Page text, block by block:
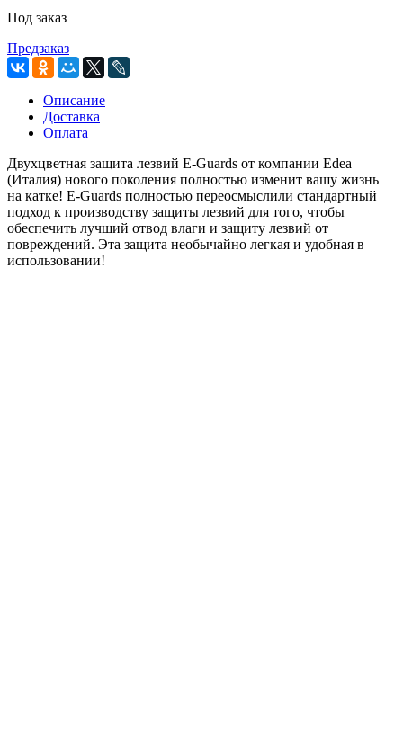
Под заказ
Предзаказ
Описание
Доставка
Оплата
Двухцветная защита лезвий E-Guards от компании Edea
(Италия) нового поколения полностью изменит вашу жизнь
на катке! E-Guards полностью переосмыслили стандартный
подход к производству защиты лезвий для того, чтобы
обеспечить лучший отвод влаги и защиту лезвий от
повреждений. Эта защита необычайно легкая и удобная в
использовании!